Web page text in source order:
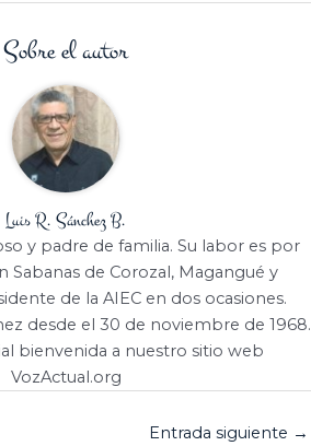
Sobre el autor
Luis R. Sánchez B.
y padre de familia. Su labor es por
Sabanas de Corozal, Magangué y
de la AIEC en dos ocasiones.
desde el 30 de noviembre de 1968.
bienvenida a nuestro sitio web
VozActual.org
Entrada siguiente →